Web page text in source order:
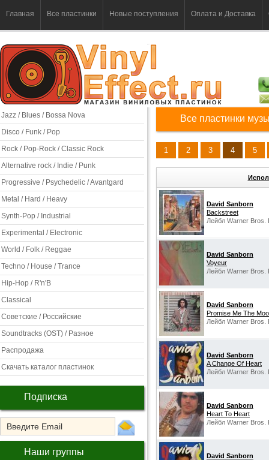
Главная Все пластинки Новые поступления Оплата и Доставка
Jazz / Blues / Bossa Nova
Disco / Funk / Pop
Rock / Pop-Rock / Classic Rock
Alternative rock / Indie / Punk
Progressive / Psychedelic / Avantgard
Metal / Hard / Heavy
Synth-Pop / Industrial
Experimental / Electronic
World / Folk / Reggae
Techno / House / Trance
Hip-Hop / R'n'B
Classical
Советские / Российские
Soundtracks (OST) / Разное
Распродажа
Скачать каталог пластинок
Подписка
Наши группы
Все пластинки
1 2 3 4 5
David Sanborn
Backstreet
Лейбл Warner Bros.
David Sanborn
Voyeur
Лейбл Warner Bros.
David Sanborn
Promise Me The
Лейбл Warner Bros.
David Sanborn
A Change Of Heart
Лейбл Warner Bros.
David Sanborn
Heart To Heart
Лейбл Warner Bros.
David Sanborn